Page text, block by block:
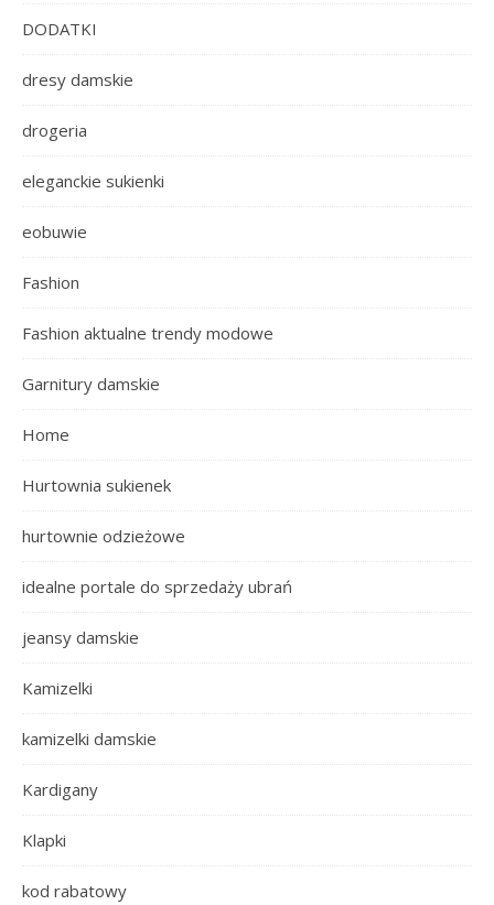
DODATKI
dresy damskie
drogeria
eleganckie sukienki
eobuwie
Fashion
Fashion aktualne trendy modowe
Garnitury damskie
Home
Hurtownia sukienek
hurtownie odzieżowe
idealne portale do sprzedaży ubrań
jeansy damskie
Kamizelki
kamizelki damskie
Kardigany
Klapki
kod rabatowy